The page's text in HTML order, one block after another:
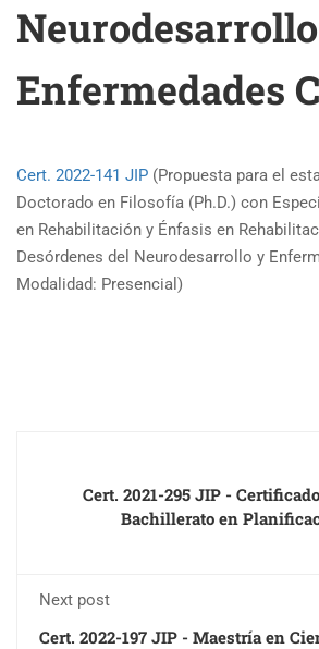
Enfermedades
Cert. 2022-141 JIP (Propuesta para el
Doctorado en Filosofía (Ph.D.) con
en Rehabilitación y Énfasis en
Desórdenes del Neurodesarrollo y
Modalidad: Presencial)
Cert. 2021-295 JIP -
Bachillerato en
Next post
Cert. 2022-197 JIP - Maestría en